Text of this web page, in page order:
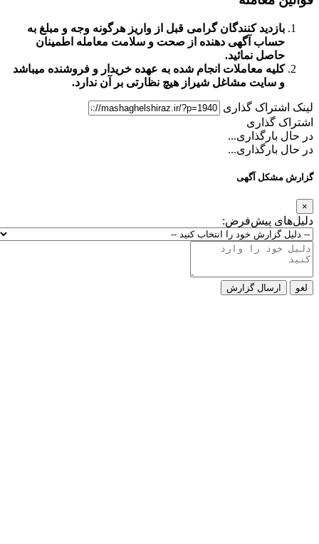
کنندگان گرامی قبل از واریز هرگونه وجه و مبلغ به
آگهی دهنده از صحت و سلامت معامله اطمینان
نمائید.
معاملات انجام شده به عهده خریدار و فروشنده میباشد
سایت مشاغل شیرازهیچ نظارتی بر آن ندارد.
گذاری
آگهی
پیش‌فرض:
گزارش